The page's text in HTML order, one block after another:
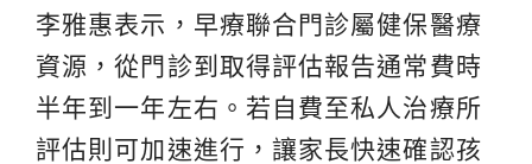
李雅惠表示，早療聯合門診屬健保醫療
資源，從門診到取得評估報告通常費時
半年到一年左右。若自費至私人治療所
評估則可加速進行，讓家長快速確認孩